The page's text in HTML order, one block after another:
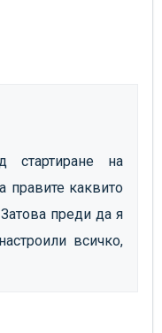
стартиране на
правите каквито
преди да я
всичко,